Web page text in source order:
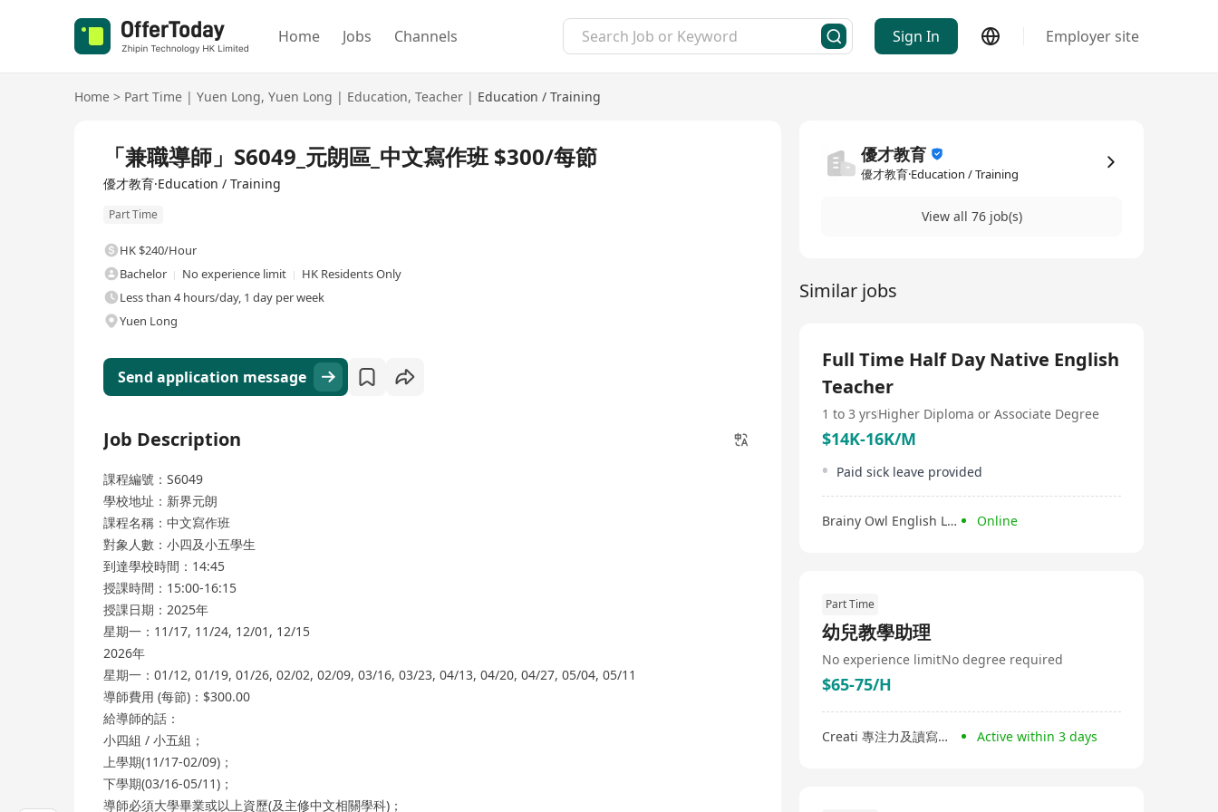
Home Jobs Channels Sign In Employer site
Home > Part Time | Yuen Long, Yuen Long | Education, Teacher | Education / Training
「兼職導師」S6049_元朗區_中文寫作班 $300/每節
優才教育·Education / Training
Part Time
HK $240/Hour
Bachelor
No experience limit
HK Residents Only
Less than 4 hours/day, 1 day per week
Yuen Long
Send application message
Job Description
課程編號：S6049
學校地址：新界元朗
課程名稱：中文寫作班
對象人數：小四及小五學生
到達學校時間：14:45
授課時間：15:00-16:15
授課日期：2025年
星期一：11/17, 11/24, 12/01, 12/15
2026年
星期一：01/12, 01/19, 01/26, 02/02, 02/09, 03/16, 03/23, 04/13, 04/20, 04/27, 05/04, 05/11
導師費用 (每節)：$300.00
給導師的話：
小四組 / 小五組；
上學期(11/17-02/09)；
下學期(03/16-05/11)；
導師必須大學畢業或以上資歷(及主修中文相關學科)；
優才教育
優才教育·Education / Training
View all 76 job(s)
Similar jobs
Full Time Half Day Native English
Teacher
1 to 3 yrsHigher Diploma or Associate Degree
$14K-16K/M
Paid sick leave provided
Brainy Owl English Learning Center Online
Part Time
幼兒教學助理
No experience limitNo degree required
$65-75/H
Creati 專注力及讀寫中心 Active within 3 days